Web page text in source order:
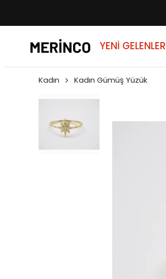
YENİ GELENLER
Kadın Kadın Gümüş Yüzük